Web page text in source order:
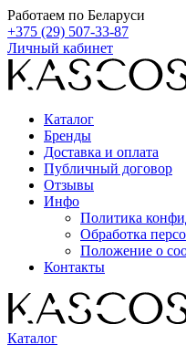
Работаем по Беларуси
+375 (29) 507-33-87
Личный кабинет
Каталог
Бренды
Доставка и оплата
Публичный договор
Отзывы
Инфо
Политика
Обработка
Положение о
Контакты
Каталог